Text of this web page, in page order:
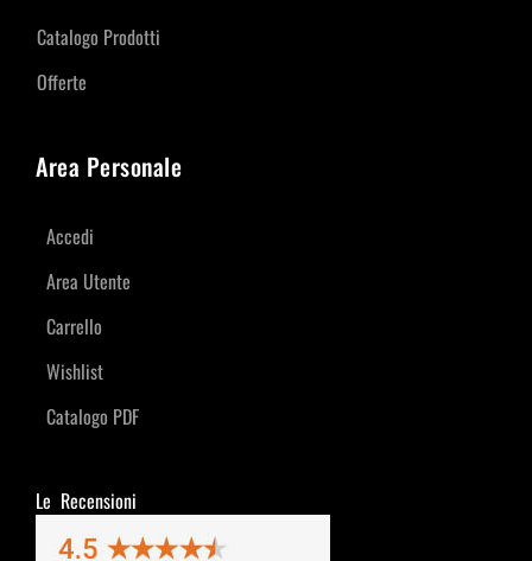
Catalogo Prodotti
Offerte
Area Personale
Accedi
Area Utente
Carrello
Wishlist
Catalogo PDF
Le Recensioni